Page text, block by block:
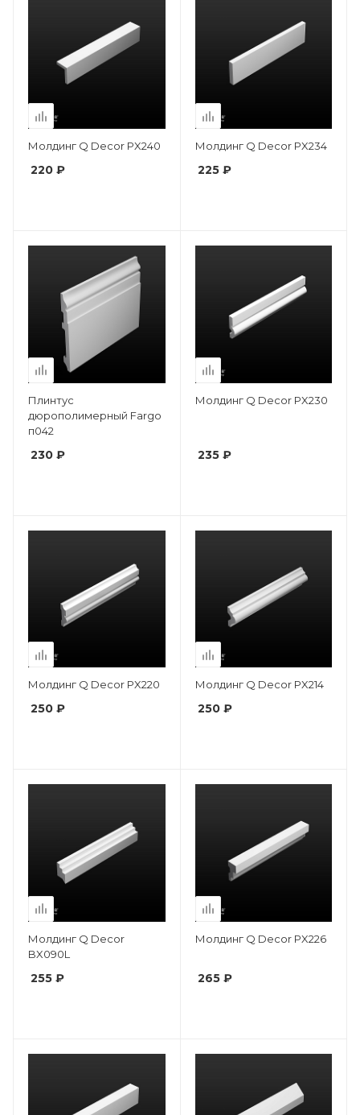
Молдинг Q Decor PX240
220 ₽
Молдинг Q Decor PX234
225 ₽
Плинтус
дюрополимерный Fargo
п042
230 ₽
Молдинг Q Decor PX230
235 ₽
Молдинг Q Decor PX220
250 ₽
Молдинг Q Decor PX214
250 ₽
Молдинг Q Decor
BX090L
255 ₽
Молдинг Q Decor PX226
265 ₽